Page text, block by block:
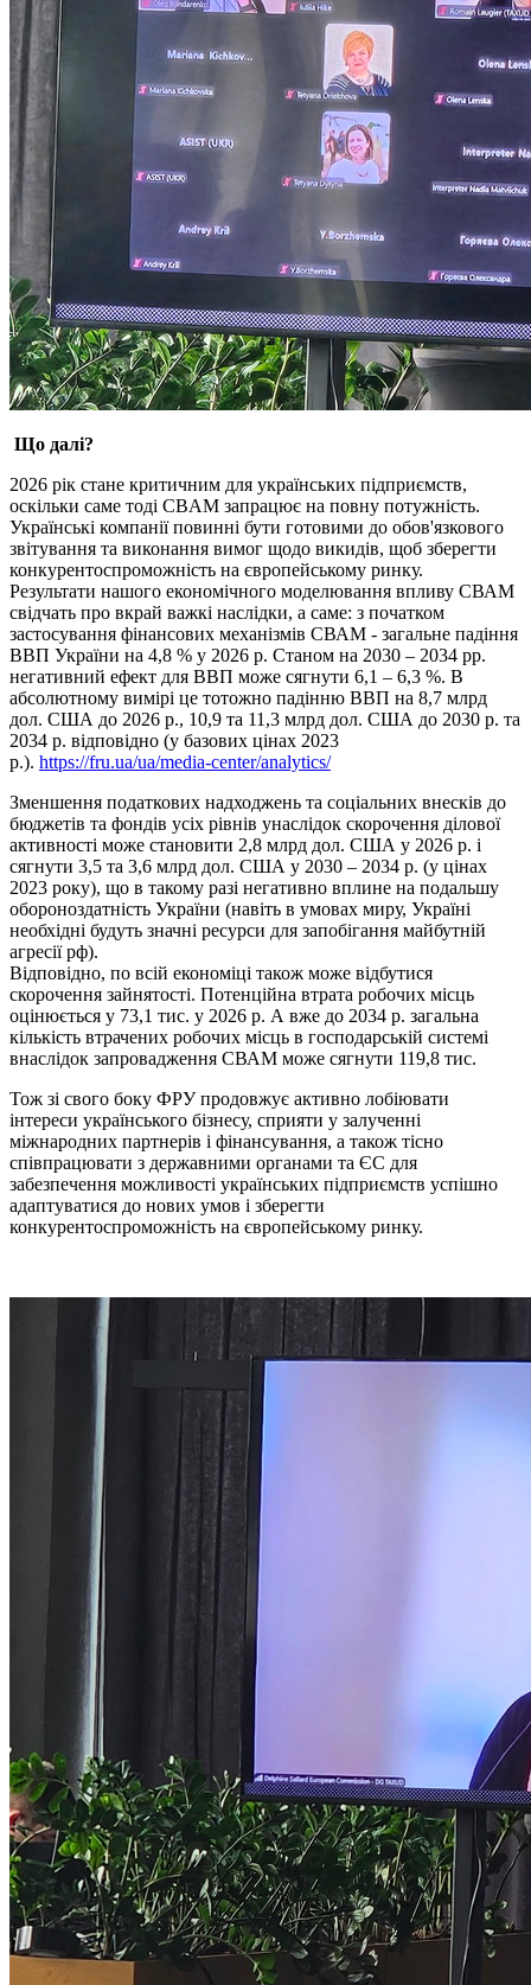
Що далі?
2026 рік стане критичним для українських підприємств,
оскільки саме тоді CBAM запрацює на повну потужність.
Українські компанії повинні бути готовими до обов'язкового
звітування та виконання вимог щодо викидів, щоб зберегти
конкурентоспроможність на європейському ринку.
Результати нашого економічного моделювання впливу СВАМ
свідчать про вкрай важкі наслідки, а саме: з початком
застосування фінансових механізмів СВАМ - загальне падіння
ВВП України на 4,8 % у 2026 р. Станом на 2030 – 2034 рр.
негативний ефект для ВВП може сягнути 6,1 – 6,3 %. В
абсолютному вимірі це тотожно падінню ВВП на 8,7 млрд
дол. США до 2026 р., 10,9 та 11,3 млрд дол. США до 2030 р. та
2034 р. відповідно (у базових цінах 2023
р.). https://fru.ua/ua/media-center/analytics/
Зменшення податкових надходжень та соціальних внесків до
бюджетів та фондів усіх рівнів унаслідок скорочення ділової
активності може становити 2,8 млрд дол. США у 2026 р. і
сягнути 3,5 та 3,6 млрд дол. США у 2030 – 2034 р. (у цінах
2023 року), що в такому разі негативно вплине на подальшу
обороноздатність України (навіть в умовах миру, Україні
необхідні будуть значні ресурси для запобігання майбутній
агресії рф).
Відповідно, по всій економіці також може відбутися
скорочення зайнятості. Потенційна втрата робочих місць
оцінюється у 73,1 тис. у 2026 р. А вже до 2034 р. загальна
кількість втрачених робочих місць в господарській системі
внаслідок запровадження СВАМ може сягнути 119,8 тис.
Тож зі свого боку ФРУ продовжує активно лобіювати
інтереси українського бізнесу, сприяти у залученні
міжнародних партнерів і фінансування, а також тісно
співпрацювати з державними органами та ЄС для
забезпечення можливості українських підприємств успішно
адаптуватися до нових умов і зберегти
конкурентоспроможність на європейському ринку.